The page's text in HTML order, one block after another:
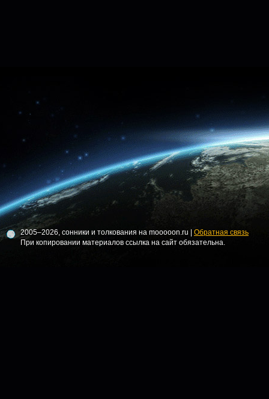
2005–2026, сонники и толкования на mooooon.ru | Обратная связь
При копировании материалов ссылка на сайт обязательна.